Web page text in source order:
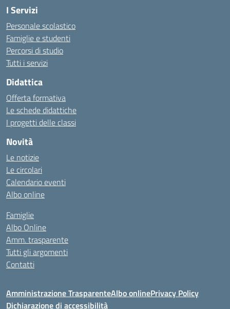
I Servizi
Personale scolastico
Famiglie e studenti
Percorsi di studio
Tutti i servizi
Didattica
Offerta formativa
Le schede didattiche
I progetti delle classi
Novità
Le notizie
Le circolari
Calendario eventi
Albo online
Famiglie
Albo Online
Amm. trasparente
Tutti gli argomenti
Contatti
Amministrazione TrasparenteAlbo onlinePrivacy Policy
Dichiarazione di accessibilità